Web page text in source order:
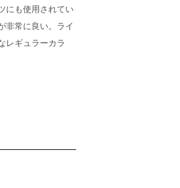
にも使用されてい
非常に良い。ライ
レギュラーカラ